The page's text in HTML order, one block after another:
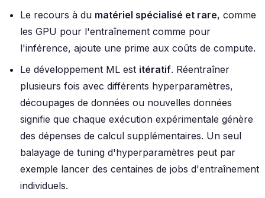
Le recours à du matériel spécialisé et rare, comme
les GPU pour l'entraînement comme pour
l'inférence, ajoute une prime aux coûts de compute.
Le développement ML est itératif. Réentraîner
plusieurs fois avec différents hyperparamètres,
découpages de données ou nouvelles données
signifie que chaque exécution expérimentale génère
des dépenses de calcul supplémentaires. Un seul
balayage de tuning d'hyperparamètres peut par
exemple lancer des centaines de jobs d'entraînement
individuels.